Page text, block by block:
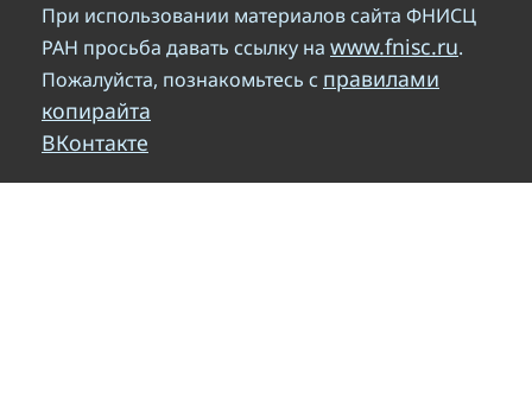
При использовании материалов сайта ФНИСЦ
РАН просьба давать ссылку на www.fnisc.ru.
Пожалуйста, познакомьтесь с правилами
копирайта
ВКонтакте